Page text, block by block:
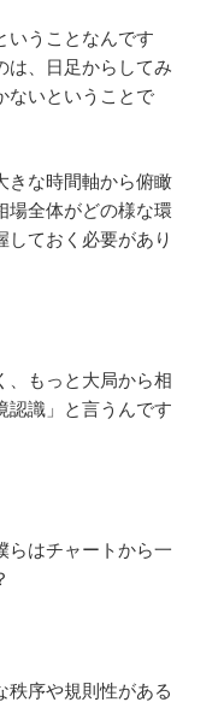
いうことなんです
は、日足からしてみ
ないということで
きな時間軸から俯瞰
場全体がどの様な環
しておく必要があり
、もっと大局から相
認識」と言うんです
らはチャートから一
秩序や規則性がある